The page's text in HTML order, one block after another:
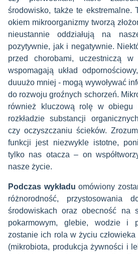
środowisko, także te ekstremalne.
okiem mikroorganizmy tworzą
nieustannie oddziałują na
pozytywnie, jak i negatywnie.
przed chorobami, uczestniczą
wspomagają układ
duuużo mniej - mogą wywoływać
do rozwoju groźnych schorzeń.
również kluczową rolę w obiegu
rozkładzie substancji
czy oczyszczaniu ścieków.
funkcji jest niezwykle istotne,
tylko nas otacza – on
nasze życie.
Podczas wykładu omówiony
różnorodność, przystosowania
środowiskach oraz obecność na
pokarmowym, glebie, wodzie i
zostanie ich rola w życiu
(mikrobiota, produkcja żywności i